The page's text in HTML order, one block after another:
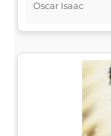
Oscar Isaac